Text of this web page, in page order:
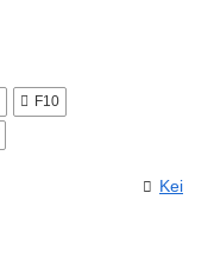
F10
Kei